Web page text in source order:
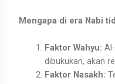
Mengapa di era Nabi
Faktor Wahyu:
dibukukan, akan
Faktor Nasakh: